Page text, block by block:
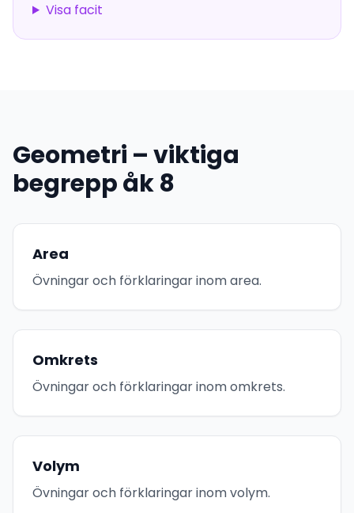
Visa facit
Geometri – viktiga
begrepp åk 8
Area
Övningar och förklaringar inom area.
Omkrets
Övningar och förklaringar inom omkrets.
Volym
Övningar och förklaringar inom volym.